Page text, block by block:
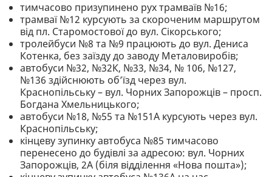
тимчасово призупинено рух трамваїв №16;
трамваї №12 курсують за скороченим маршрутом
від пл. Старомостової до вул. Сікорського;
тролейбуси №8 та №9 працюють до вул. Дениса
Котенка, без заїзду до заводу Металовиробів;
автобуси №32, №32К, №33, №34, № 106, №127,
№136 здійснюють об’їзд через вул.
Краснопільську – вул. Чорних Запорожців – просп.
Богдана Хмельницького;
автобуси №18, №55 та №151А курсують через вул.
Краснопільську;
кінцеву зупинку автобуса №85 тимчасово
перенесено до будівлі за адресою: вул. Чорних
Запорожців, 2А (біля відділення «Нова пошта»);